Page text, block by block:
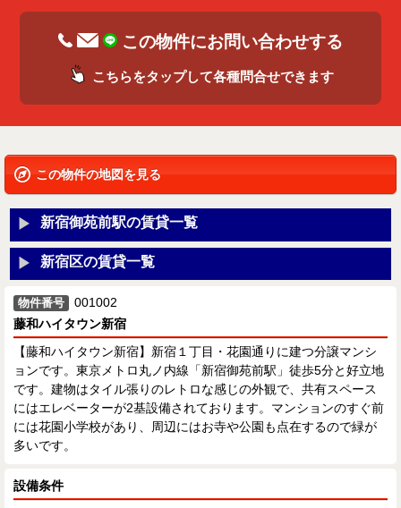
この物件にお問い合わせする
こちらをタップして各種問合せできます
この物件の地図を見る
新宿御苑前駅の賃貸一覧
新宿区の賃貸一覧
物件番号
001002
藤和ハイタウン新宿
【藤和ハイタウン新宿】新宿１丁目・花園通りに建つ分譲マンシ
ョンです。東京メトロ丸ノ内線「新宿御苑前駅」徒歩5分と好立地
です。建物はタイル張りのレトロな感じの外観で、共有スペース
にはエレベーターが2基設備されております。マンションのすぐ前
には花園小学校があり、周辺にはお寺や公園も点在するので緑が
多いです。
設備条件